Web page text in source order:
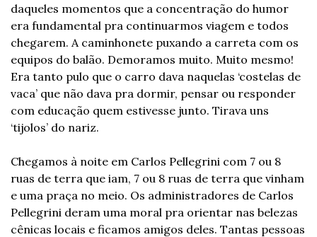
daqueles momentos que a concentração do humor
era fundamental pra continuarmos viagem e todos
chegarem. A caminhonete puxando a carreta com os
equipos do balão. Demoramos muito. Muito mesmo!
Era tanto pulo que o carro dava naquelas ‘costelas de
vaca’ que não dava pra dormir, pensar ou responder
com educação quem estivesse junto. Tirava uns
‘tijolos’ do nariz.
Chegamos à noite em Carlos Pellegrini com 7 ou 8
ruas de terra que iam, 7 ou 8 ruas de terra que vinham
e uma praça no meio. Os administradores de Carlos
Pellegrini deram uma moral pra orientar nas belezas
cênicas locais e ficamos amigos deles. Tantas pessoas